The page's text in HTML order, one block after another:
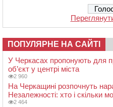
ПОПУЛЯРНЕ НА САЙТІ
У Черкасах пропонують для
об’єкт у центрі міста
2 960
На Черкащині розпочнуть
Незалежності: хто і скільки
2 464